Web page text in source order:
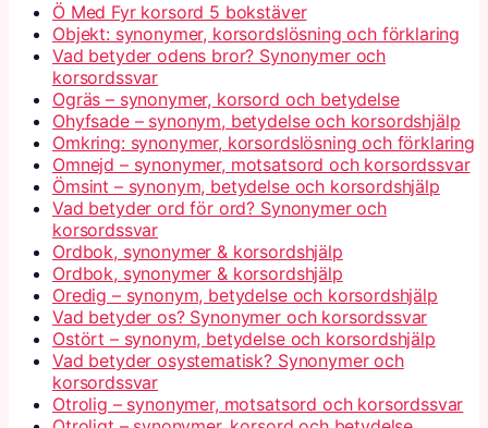
Ö Med Fyr korsord 5 bokstäver
Objekt: synonymer, korsordslösning och förklaring
Vad betyder odens bror? Synonymer och
korsordssvar
Ogräs – synonymer, korsord och betydelse
Ohyfsade – synonym, betydelse och korsordshjälp
Omkring: synonymer, korsordslösning och förklaring
Omnejd – synonymer, motsatsord och korsordssvar
Ömsint – synonym, betydelse och korsordshjälp
Vad betyder ord för ord? Synonymer och
korsordssvar
Ordbok, synonymer & korsordshjälp
Ordbok, synonymer & korsordshjälp
Oredig – synonym, betydelse och korsordshjälp
Vad betyder os? Synonymer och korsordssvar
Ostört – synonym, betydelse och korsordshjälp
Vad betyder osystematisk? Synonymer och
korsordssvar
Otrolig – synonymer, motsatsord och korsordssvar